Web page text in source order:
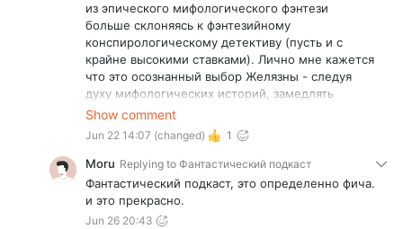
из эпического мифологического фэнтези
больше склоняясь к фэнтезийному
конспирологическому детективу (пусть и с
крайне высокими ставками). Лично мне кажется
что это осознанный выбор Желязны - следуя
духу мифологических историй, замедлять
повествование на одних, значимых для сюжета
сценах, и резко ускорять на других, где важен
лишь результат конфликта. С течением книг
немного меняется набор более важных для
истории (с точки зрения автора) сцен, но сам
стиль остается похожим.
Р.Ф.
Show comment
Jun 22 14:07 (changed) 1
Moru Replying to Фантастический подкаст
Фантастический подкаст, это определенно фича.
и это прекрасно.
Jun 26 20:43